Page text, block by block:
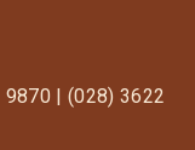
| (028) 3622